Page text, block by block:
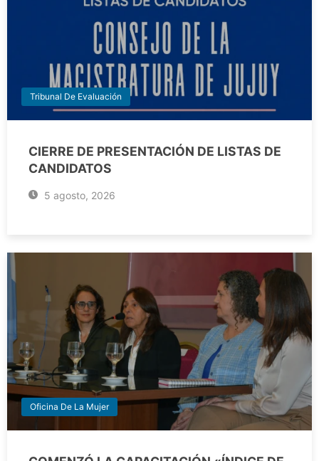
Tribunal De Evaluación
CIERRE DE PRESENTACIÓN DE LISTAS DE
CANDIDATOS
5 agosto, 2026
Oficina De La Mujer